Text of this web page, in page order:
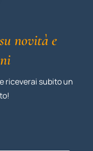
novità e
riceverai subito un